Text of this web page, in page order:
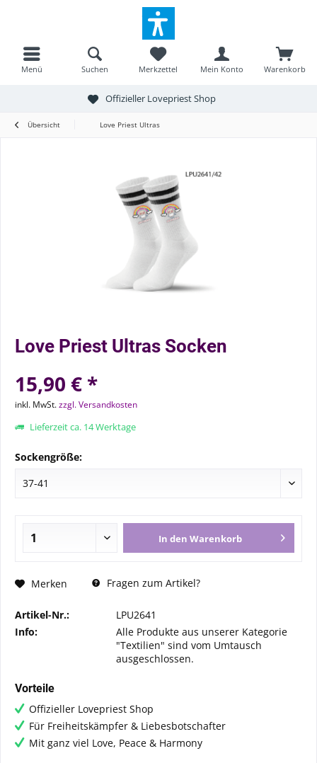
Menü Warenkorb
Merkzettel Mein Konto
Suchen
Offizieller Lovepriest Shop
Übersicht Love Priest Ultras
Love Priest Ultras Socken
15,90 € *
inkl. MwSt.zzgl. Versandkosten
Lieferzeit ca. 14 Werktage
Sockengröße:
In den Warenkorb
Merken Fragen zum Artikel?
Artikel-Nr.:
LPU2641
Info:
Alle Produkte aus unserer Kategorie
"Textilien" sind vom Umtausch
ausgeschlossen.
Vorteile
Offizieller Lovepriest Shop
Für Freiheitskämpfer & Liebesbotschafter
Mit ganz viel Love, Peace & Harmony